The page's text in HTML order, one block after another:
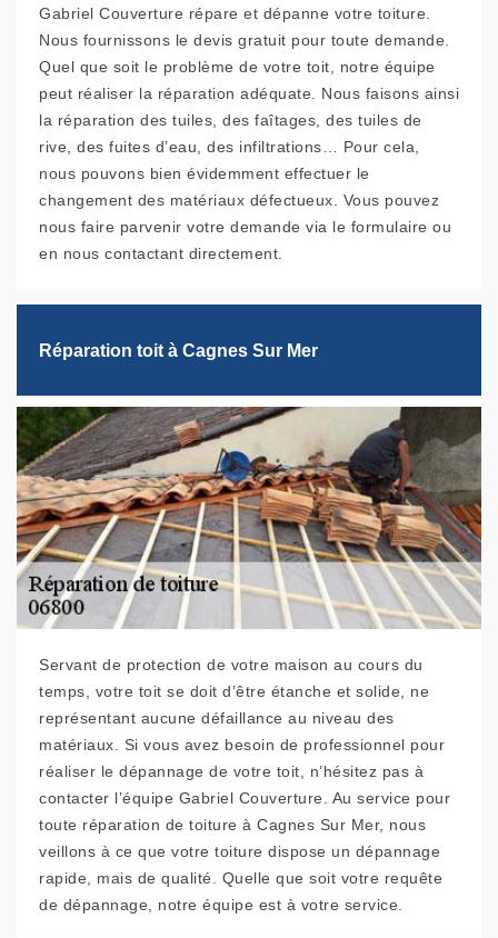
Gabriel Couverture répare et dépanne votre toiture.
Nous fournissons le devis gratuit pour toute demande.
Quel que soit le problème de votre toit, notre équipe
peut réaliser la réparation adéquate. Nous faisons ainsi
la réparation des tuiles, des faîtages, des tuiles de
rive, des fuites d’eau, des infiltrations… Pour cela,
nous pouvons bien évidemment effectuer le
changement des matériaux défectueux. Vous pouvez
nous faire parvenir votre demande via le formulaire ou
en nous contactant directement.
Réparation toit à Cagnes Sur Mer
Servant de protection de votre maison au cours du
temps, votre toit se doit d’être étanche et solide, ne
représentant aucune défaillance au niveau des
matériaux. Si vous avez besoin de professionnel pour
réaliser le dépannage de votre toit, n’hésitez pas à
contacter l’équipe Gabriel Couverture. Au service pour
toute réparation de toiture à Cagnes Sur Mer, nous
veillons à ce que votre toiture dispose un dépannage
rapide, mais de qualité. Quelle que soit votre requête
de dépannage, notre équipe est à votre service.